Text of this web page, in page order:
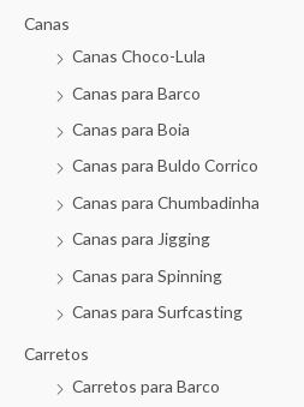
Canas
Canas Choco-Lula
Canas para Barco
Canas para Boia
Canas para Buldo Corrico
Canas para Chumbadinha
Canas para Jigging
Canas para Spinning
Canas para Surfcasting
Carretos
Carretos para Barco